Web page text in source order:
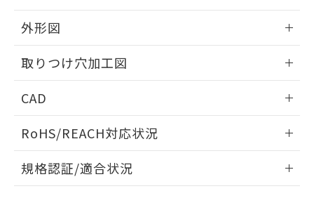
外形図
取りつけ穴加工図
CAD
ドすることができます。
ログイン/会員登録
RoHS/REACH対応状況
EU RoHS 注意事項・凡例
規格認証/適合状況
の共同利用に関して"
の「1.共同利
指します。
51物質の非含有証明書（当社基準）
※本証明書は発行日時点で非含有を証明す
るもので、過去に遡って非含有を証明する
また、RoHS指令のフタル酸エステル類４
物質の対応では、対応完了までの期間は出
既に当社にて対応品への在庫切替を完了
していることから、特段のことがない限
り、2022年1月12日より割愛しておりま
す。